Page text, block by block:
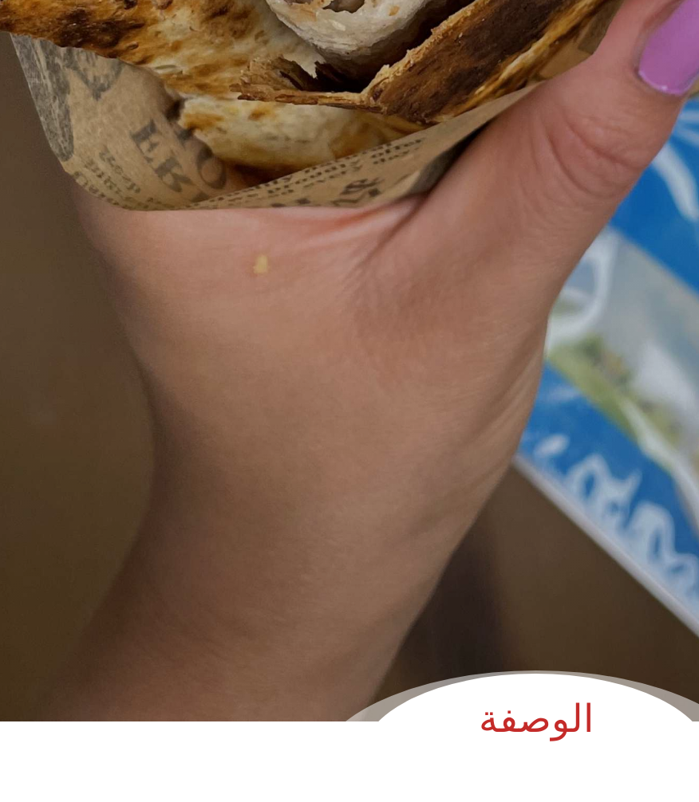
الوصفة